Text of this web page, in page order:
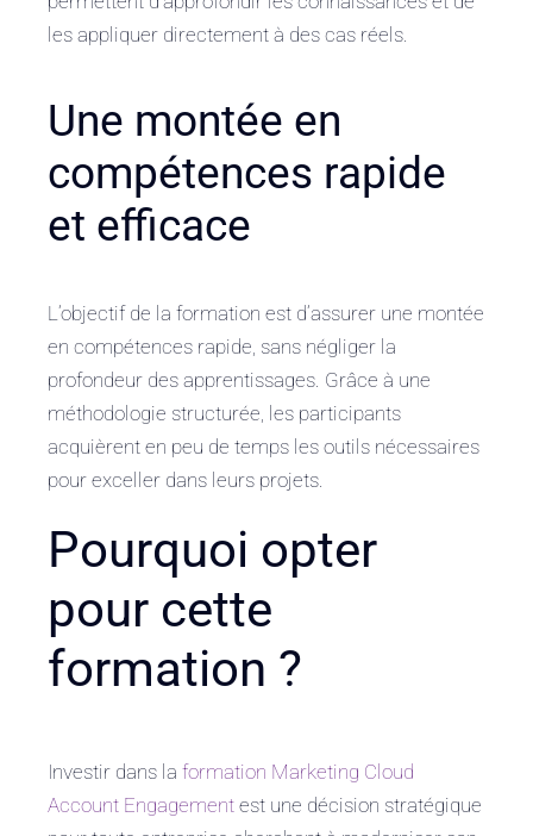
les appliquer directement à des cas réels.
Une montée en
compétences rapide
et efficace
L’objectif de la formation est d’assurer une montée
en compétences rapide, sans négliger la
profondeur des apprentissages. Grâce à une
méthodologie structurée, les participants
acquièrent en peu de temps les outils nécessaires
pour exceller dans leurs projets.
Pourquoi opter
pour cette
formation ?
Investir dans la formation Marketing Cloud
Account Engagement est une décision stratégique